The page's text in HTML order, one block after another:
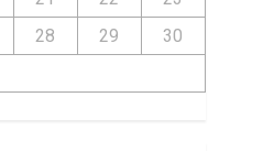
28 29
30